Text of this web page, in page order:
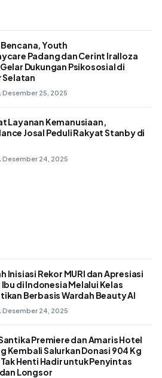
Youth
Padang dan Cerint Iralloza
Dukungan Psikososial di
Selatan
Desember 25, 2025
Layanan Kemanusiaan,
Josal Peduli Rakyat Stanby di
Desember 24, 2025
Inisiasi Rekor MURI dan Apresiasi
Ibu di Indonesia Melalui Kelas
Berbasis Wardah Beauty AI
Desember 24, 2025
Premiere dan Amaris Hotel
Kembali Salurkan Donasi 904 Kg
Henti Hadir untuk Penyintas
Longsor